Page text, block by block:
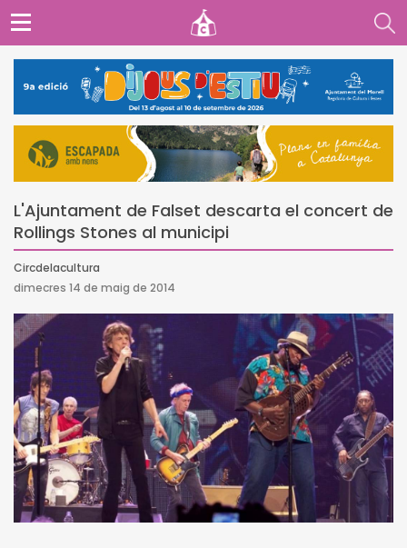
L'Ajuntament de Falset descarta el concert de
Rollings Stones al municipi
Circdelacultura
dimecres 14 de maig de 2014